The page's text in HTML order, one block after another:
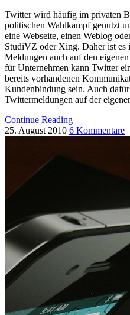
Twitter wird häufig im privaten
politischen Wahlkampf genutzt
eine Webseite, einen Weblog
StudiVZ oder Xing. Daher ist es
Meldungen auch auf den
für Unternehmen kann Twitter
bereits vorhandenen
Kundenbindung sein. Auch
Twittermeldungen auf der
Continue Reading
25. August 2010 6 Kommentare